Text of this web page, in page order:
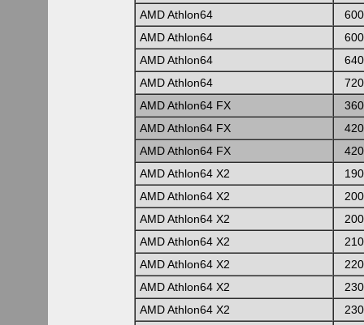
AMD Athlon64
AMD Athlon64
AMD Athlon64
AMD Athlon64
AMD Athlon64 FX
AMD Athlon64 FX
AMD Athlon64 FX
AMD Athlon64 X2
AMD Athlon64 X2
AMD Athlon64 X2
AMD Athlon64 X2
AMD Athlon64 X2
AMD Athlon64 X2
AMD Athlon64 X2